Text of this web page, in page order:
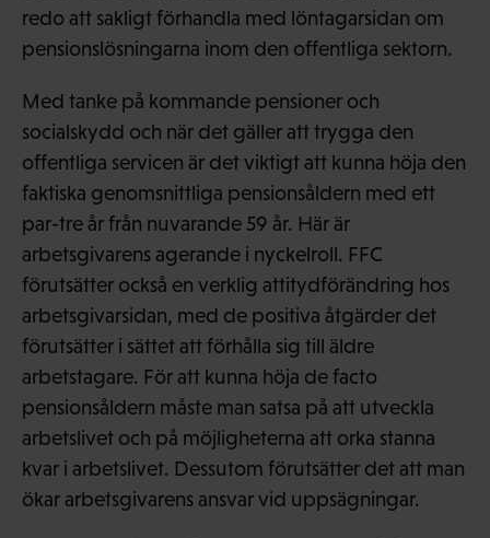
redo att sakligt förhandla med löntagarsidan om
pensionslösningarna inom den offentliga sektorn.
Med tanke på kommande pensioner och
socialskydd och när det gäller att trygga den
offentliga servicen är det viktigt att kunna höja den
faktiska genomsnittliga pensionsåldern med ett
par-tre år från nuvarande 59 år. Här är
arbetsgivarens agerande i nyckelroll. FFC
förutsätter också en verklig attitydförändring hos
arbetsgivarsidan, med de positiva åtgärder det
förutsätter i sättet att förhålla sig till äldre
arbetstagare. För att kunna höja de facto
pensionsåldern måste man satsa på att utveckla
arbetslivet och på möjligheterna att orka stanna
kvar i arbetslivet. Dessutom förutsätter det att man
ökar arbetsgivarens ansvar vid uppsägningar.